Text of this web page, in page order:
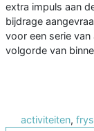
extra impuls aan
bijdrage
voor een serie
volgorde van
activiteiten,